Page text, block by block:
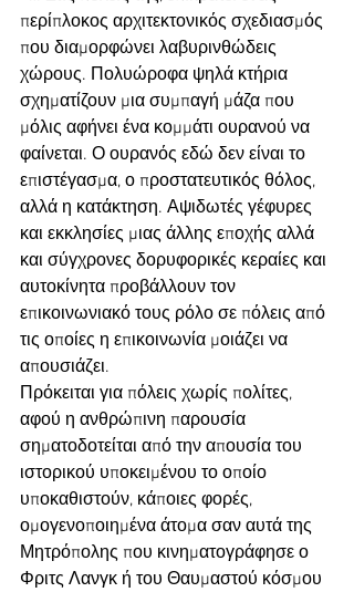
περίπλοκος αρχιτεκτονικός σχεδιασμός
που διαμορφώνει λαβυρινθώδεις
χώρους. Πολυώροφα ψηλά κτήρια
σχηματίζουν μια συμπαγή μάζα που
μόλις αφήνει ένα κομμάτι ουρανού να
φαίνεται. Ο ουρανός εδώ δεν είναι το
επιστέγασμα, ο προστατευτικός θόλος,
αλλά η κατάκτηση. Αψιδωτές γέφυρες
και εκκλησίες μιας άλλης εποχής αλλά
και σύγχρονες δορυφορικές κεραίες και
αυτοκίνητα προβάλλουν τον
επικοινωνιακό τους ρόλο σε πόλεις από
τις οποίες η επικοινωνία μοιάζει να
απουσιάζει.
Πρόκειται για πόλεις χωρίς πολίτες,
αφού η ανθρώπινη παρουσία
σηματοδοτείται από την απουσία του
ιστορικού υποκειμένου το οποίο
υποκαθιστούν, κάποιες φορές,
ομογενοποιημένα άτομα σαν αυτά της
Μητρόπολης που κινηματογράφησε ο
Φριτς Λανγκ ή του Θαυμαστού κόσμου